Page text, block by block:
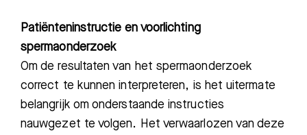
Patiënteninstructie en voorlichting
spermaonderzoek
Om de resultaten van het spermaonderzoek
correct te kunnen interpreteren, is het uitermate
belangrijk om onderstaande instructies
nauwgezet te volgen. Het verwaarlozen van deze